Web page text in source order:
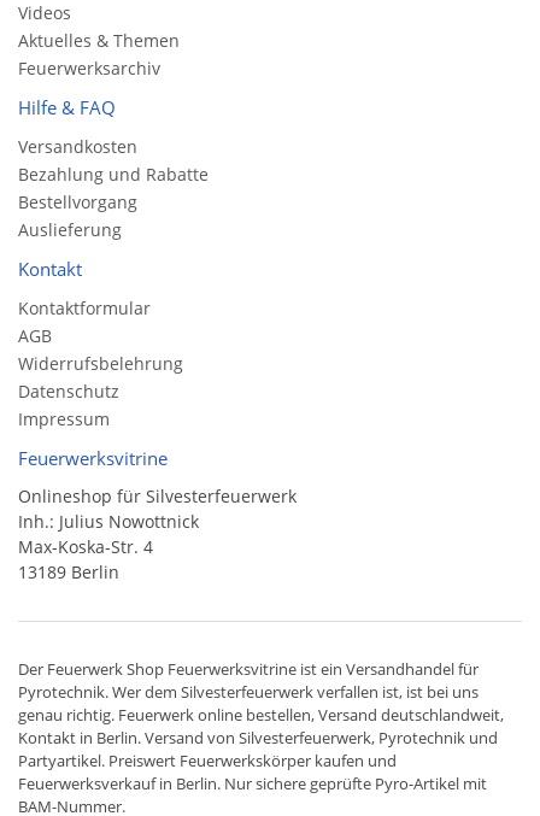
Videos
Aktuelles & Themen
Feuerwerksarchiv
Hilfe & FAQ
Versandkosten
Bezahlung und Rabatte
Bestellvorgang
Auslieferung
Kontakt
Kontaktformular
AGB
Widerrufsbelehrung
Datenschutz
Impressum
Feuerwerksvitrine
Onlineshop für Silvesterfeuerwerk
Inh.: Julius Nowottnick
Max-Koska-Str. 4
13189 Berlin
Der Feuerwerk Shop Feuerwerksvitrine ist ein Versandhandelfür
Pyrotechnik. Wer dem Silvesterfeuerwerk verfallen ist, ist bei uns
genau richtig. Feuerwerk online bestellen,Versand deutschlandweit,
Kontakt in Berlin. Versand von Silvesterfeuerwerk, Pyrotechnik und
Partyartikel. Preiswert Feuerwerkskörper kaufen und
Feuerwerksverkauf in Berlin. Nur sichere geprüfte Pyro-Artikel mit
BAM-Nummer.